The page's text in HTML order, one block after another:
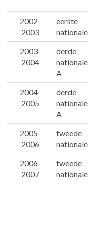
2002-
2003
eerste
nationale
2003-
2004
derde
nationale
A
2004-
2005
derde
nationale
A
2005-
2006
tweede
nationale
2006-
2007
tweede
nationale